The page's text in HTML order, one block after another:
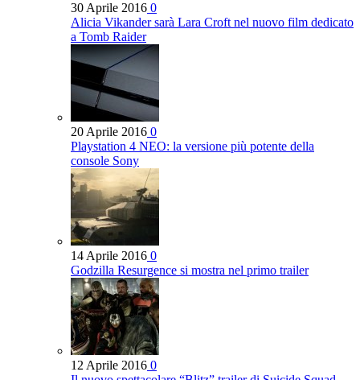
30 Aprile 2016 0
Alicia Vikander sarà Lara Croft nel nuovo film dedicato
a Tomb Raider
20 Aprile 2016 0
Playstation 4 NEO: la versione più potente della
console Sony
14 Aprile 2016 0
Godzilla Resurgence si mostra nel primo trailer
12 Aprile 2016 0